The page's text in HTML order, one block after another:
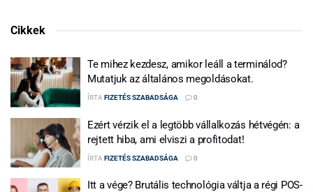
Cikkek
Te mihez kezdesz, amikor leáll a terminálod?
Mutatjuk az általános megoldásokat.
ÍRTA FIZETÉS SZABADSÁGA 0
Ezért vérzik el a legtöbb vállalkozás hétvégén: a
rejtett hiba, ami elviszi a profitodat!
ÍRTA FIZETÉS SZABADSÁGA 0
Itt a vége? Brutális technológia váltja a régi POS-